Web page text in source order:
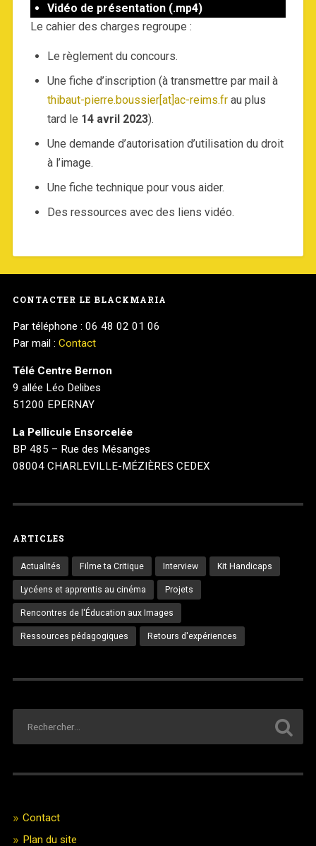
Vidéo de présentation (.mp4)
Le cahier des charges regroupe :
Le règlement du concours.
Une fiche d’inscription (à transmettre par mail à
thibaut-pierre.boussier[at]ac-reims.frau plus
tard le 14 avril 2023).
Une demande d’autorisation d’utilisation du droit
à l’image.
Une fiche technique pour vous aider.
Des ressources avec des liens vidéo.
CONTACTER LE BLACKMARIA
Par téléphone : 06 48 02 01 06
Par mail : Contact
Télé Centre Bernon
9 allée Léo Delibes
51200 EPERNAY
La Pellicule Ensorcelée
BP 485 – Rue des Mésanges
08004 CHARLEVILLE-MÉZIÈRES CEDEX
ARTICLES
Actualités Filme ta Critique Interview Kit Handicaps
Lycéens et apprentis au cinéma Projets
Rencontres de l'Éducation aux Images
Ressources pédagogiques Retours d'expériences
Contact
Plan du site